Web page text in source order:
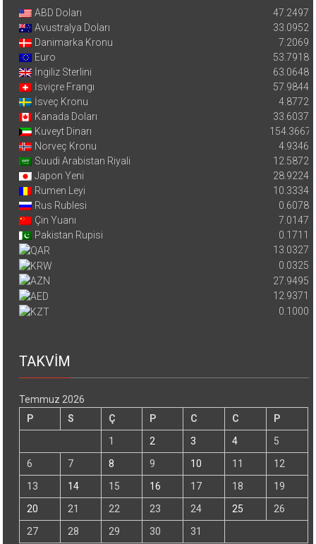
ABD Doları
47.2497
Avustralya Doları
33.0952
Danimarka Kronu
7.2069
Euro
53.7918
İngiliz Sterlini
63.0648
İsviçre Frangı
57.9844
İsveç Kronu
4.8772
Kanada Doları
33.6037
Kuveyt Dinarı
154.3667
Norveç Kronu
4.9346
Suudi Arabistan Riyali
12.5872
Japon Yeni
28.9224
Rumen Leyi
10.3334
Rus Rublesi
0.6078
Çin Yuanı
7.0147
Pakistan Rupisi
0.1711
13.0327
0.0325
27.9495
12.9371
0.1000
TAKVİM
Temmuz 2026
P
S Ç P C C
P
1
2 3 4
5
6
7 8 9 10 11
12
13
14 15 16 17 18
19
20
21 22 23 24 25
26
27
28 29 30 31